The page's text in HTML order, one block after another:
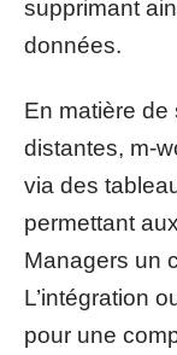
supprimant
données.
En matière
distantes, m-
via des
permettant
Managers un
L’intégration
pour une